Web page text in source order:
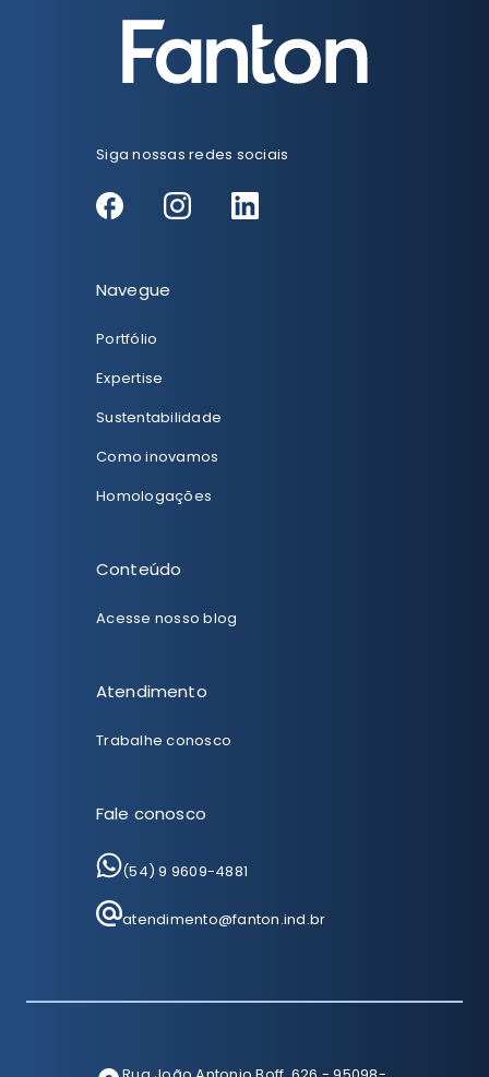
Siga nossas redes sociais
Navegue
Portfólio
Expertise
Sustentabilidade
Como inovamos
Homologações
Conteúdo
Acesse nosso blog
Atendimento
Trabalhe conosco
Fale conosco
(54) 9 9609-4881
atendimento@fanton.ind.br